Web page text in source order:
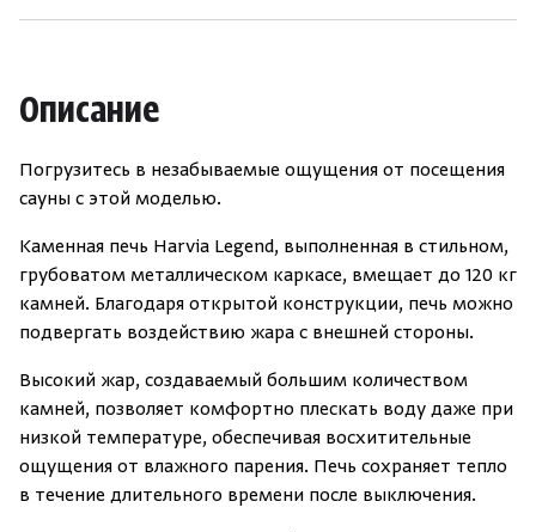
Описание
Погрузитесь в незабываемые ощущения от посещения
сауны с этой моделью.
Каменная печь Harvia Legend, выполненная в стильном,
грубоватом металлическом каркасе, вмещает до 120 кг
камней. Благодаря открытой конструкции, печь можно
подвергать воздействию жара с внешней стороны.
Высокий жар, создаваемый большим количеством
камней, позволяет комфортно плескать воду даже при
низкой температуре, обеспечивая восхитительные
ощущения от влажного парения. Печь сохраняет тепло
в течение длительного времени после выключения.